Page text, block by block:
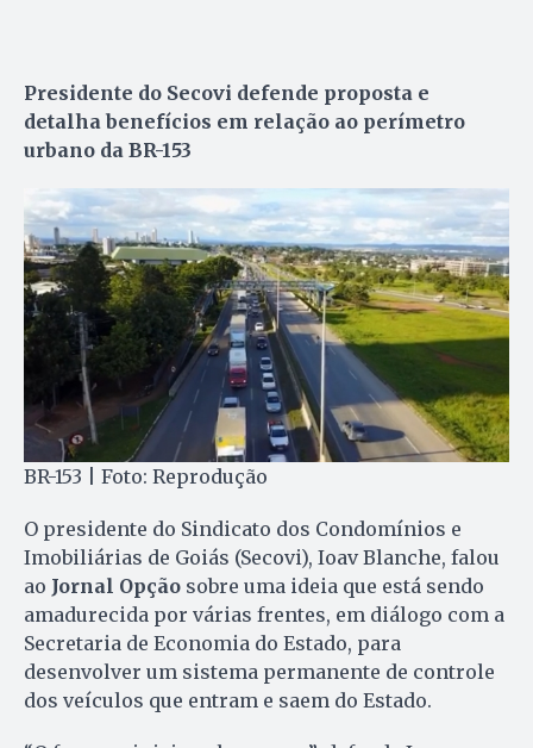
Presidente do Secovi defende proposta e
detalha benefícios em relação ao perímetro
urbano da BR-153
BR-153 | Foto: Reprodução
O presidente do Sindicato dos Condomínios e
Imobiliárias de Goiás (Secovi), Ioav Blanche, falou
ao Jornal Opção sobre uma ideia que está sendo
amadurecida por várias frentes, em diálogo com a
Secretaria de Economia do Estado, para
desenvolver um sistema permanente de controle
dos veículos que entram e saem do Estado.